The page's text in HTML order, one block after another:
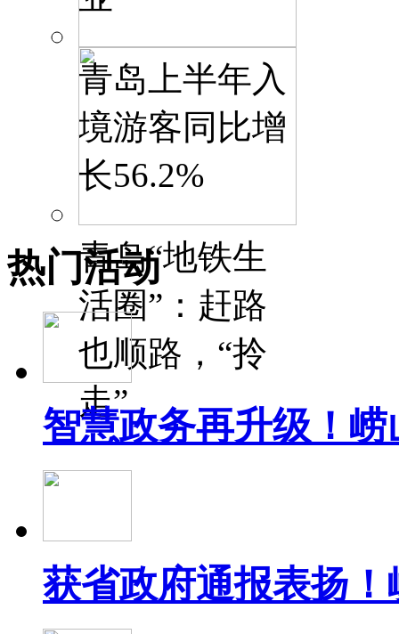
青岛上半年入
境游客同比增
长56.2%
青岛“地铁生
活圈”：赶路
也顺路，“拎
走”
热门活动
智慧政务再升级！
获省政府通报表扬